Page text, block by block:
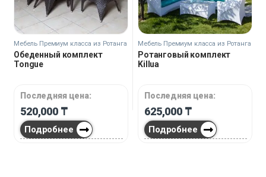
Мебель Премиум класса из Ротанга
Обеденный комплект
Tongue
Последняя цена:
520,000 ₸
Подробнее
Мебель Премиум класса из Ротанга
Ротанговый комплект
Killua
Последняя цена:
625,000 ₸
Подробнее